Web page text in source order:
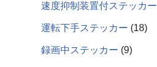
速度抑制装置付ステッカー
運転下手ステッカー 18
録画中ステッカー 9